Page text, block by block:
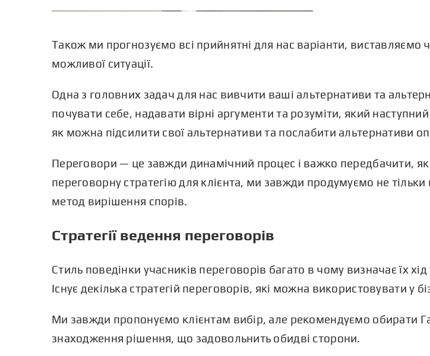
Також ми прогнозуємо всі прийнятні для нас варіанти, виставляємо
можливої ситуації.
Одна з головних задач для нас вивчити ваші альтернативи та
почувати себе, надавати вірні аргументи та розуміти, який
як можна підсилити свої альтернативи та послабити альтернативи
Переговори — це завжди динамічний процес і важко передбачити,
переговорну стратегію для клієнта, ми завжди продумуємо не тільки
метод вирішення спорів.
Стратегії ведення переговорів
Стиль поведінки учасників переговорів багато в чому визначає їх
Існує декілька стратегій переговорів, які можна використовувати у
Ми завжди пропонуємо клієнтам вибір, але рекомендуємо обирати
знаходження рішення, що задовольнить обидві сторони.